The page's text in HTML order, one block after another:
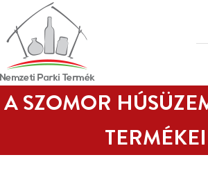
A SZOMOR
TERMÉKEI